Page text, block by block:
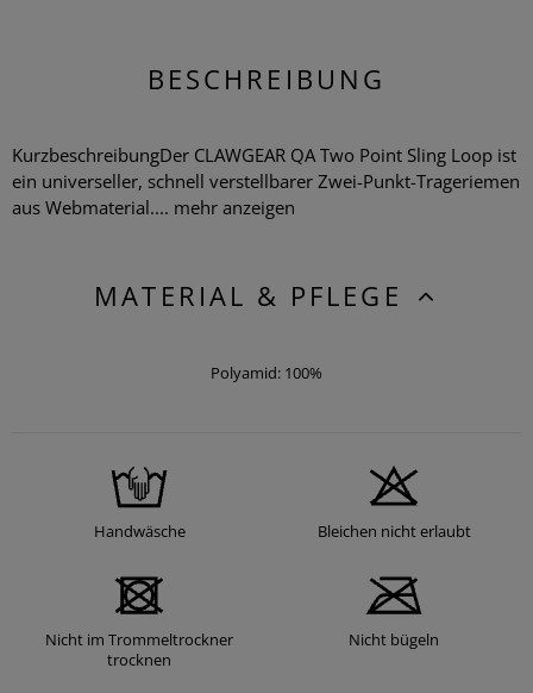
BESCHREIBUNG
KurzbeschreibungDer CLAWGEAR QA Two Point Sling Loop ist
ein universeller, schnell verstellbarer Zwei-Punkt-Trageriemen
aus Webmaterial.... mehr anzeigen
MATERIAL & PFLEGE
Polyamid: 100%
Handwäsche Bleichen nicht erlaubt
Nicht im Trommeltrockner
trocknen
Nicht bügeln